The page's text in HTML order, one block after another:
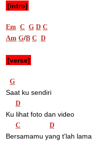
[intro]
Em C G D C
Am G/B C D
[verse]
G
Saat ku sendiri
D
Ku lihat foto dan video
C D
Bersamamu yang t'lah lama